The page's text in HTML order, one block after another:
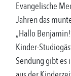
Evangelische
Jahren das
„Hallo
Kinder-
Sendung gibt